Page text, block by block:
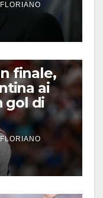
finale,
ai
gol di